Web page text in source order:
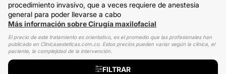
procedimiento invasivo, que a veces requiere de anestesia
general para poder llevarse a cabo
Más información sobre Cirugía maxilofacial
El precio de este tratamiento es orientativo, es el promedio que las profesionales han
publicado en Clinicasesteticas.com.co. Estos precios pueden variar según la clínica, el
paciente, la complejidad de la intervención.
FILTRAR